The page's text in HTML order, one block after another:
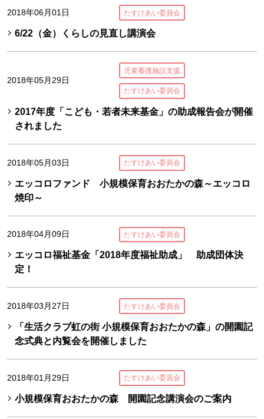
2018年06月01日 たすけあい委員会
6/22（金）くらしの見直し講演会
2018年05月29日
児童養護施設支援
たすけあい委員会
2017年度「こども・若者未来基金」の助成報告会が開催
されました
2018年05月03日 たすけあい委員会
エッコロファンド 小規模保育おおたかの森～エッコロ
焼印～
2018年04月09日 たすけあい委員会
エッコロ福祉基金「2018年度福祉助成」 助成団体決
定！
2018年03月27日 たすけあい委員会
「生活クラブ虹の街 小規模保育おおたかの森」の開園記
念式典と内覧会を開催しました
2018年01月29日 たすけあい委員会
小規模保育おおたかの森 開園記念講演会のご案内